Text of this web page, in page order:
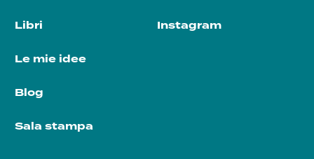
Libri
Le mie idee
Blog
Sala stampa
Instagram